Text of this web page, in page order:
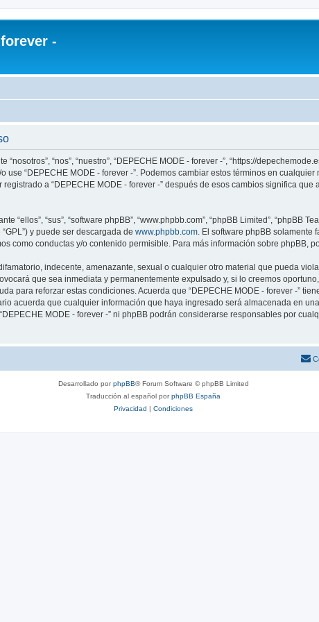
forever -
“nos”, “nuestro”, “DEPECHE MODE - forever -”, “https://
“DEPECHE MODE - forever -”. Podemos cambiar estos términos en
a “DEPECHE MODE - forever -” después de esos cambios significa
“ellos”, “sus”, “software phpBB”, “www.phpbb.com”, “phpBB Limited”, “phpBB
y puede ser descargada de www.phpbb.com . El software phpBB solamente
como conductas y/o contenido permisible. Para más información sobre phpBB,
indecente, amenazante, sexual o cualquier otro material que pueda
que sea inmediata y permanentemente expulsado y, si lo creemos
para reforzar estas condiciones. Acuerda que “DEPECHE MODE - forever -”
acuerda que cualquier información que haya ingresado será almacenada en
MODE - forever -” ni phpBB podrán considerarse responsables por
Desarrollado porphpBB® Forum Software © phpBB Limited
Traducción al español porphpBB España
Privacidad | Condiciones